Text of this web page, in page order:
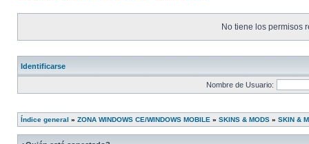
No tiene los permisos
Identificarse
Nombre de Usuario:
Índice general » ZONA WINDOWS CE/WINDOWS MOBILE » SKINS & MODS » SKIN &